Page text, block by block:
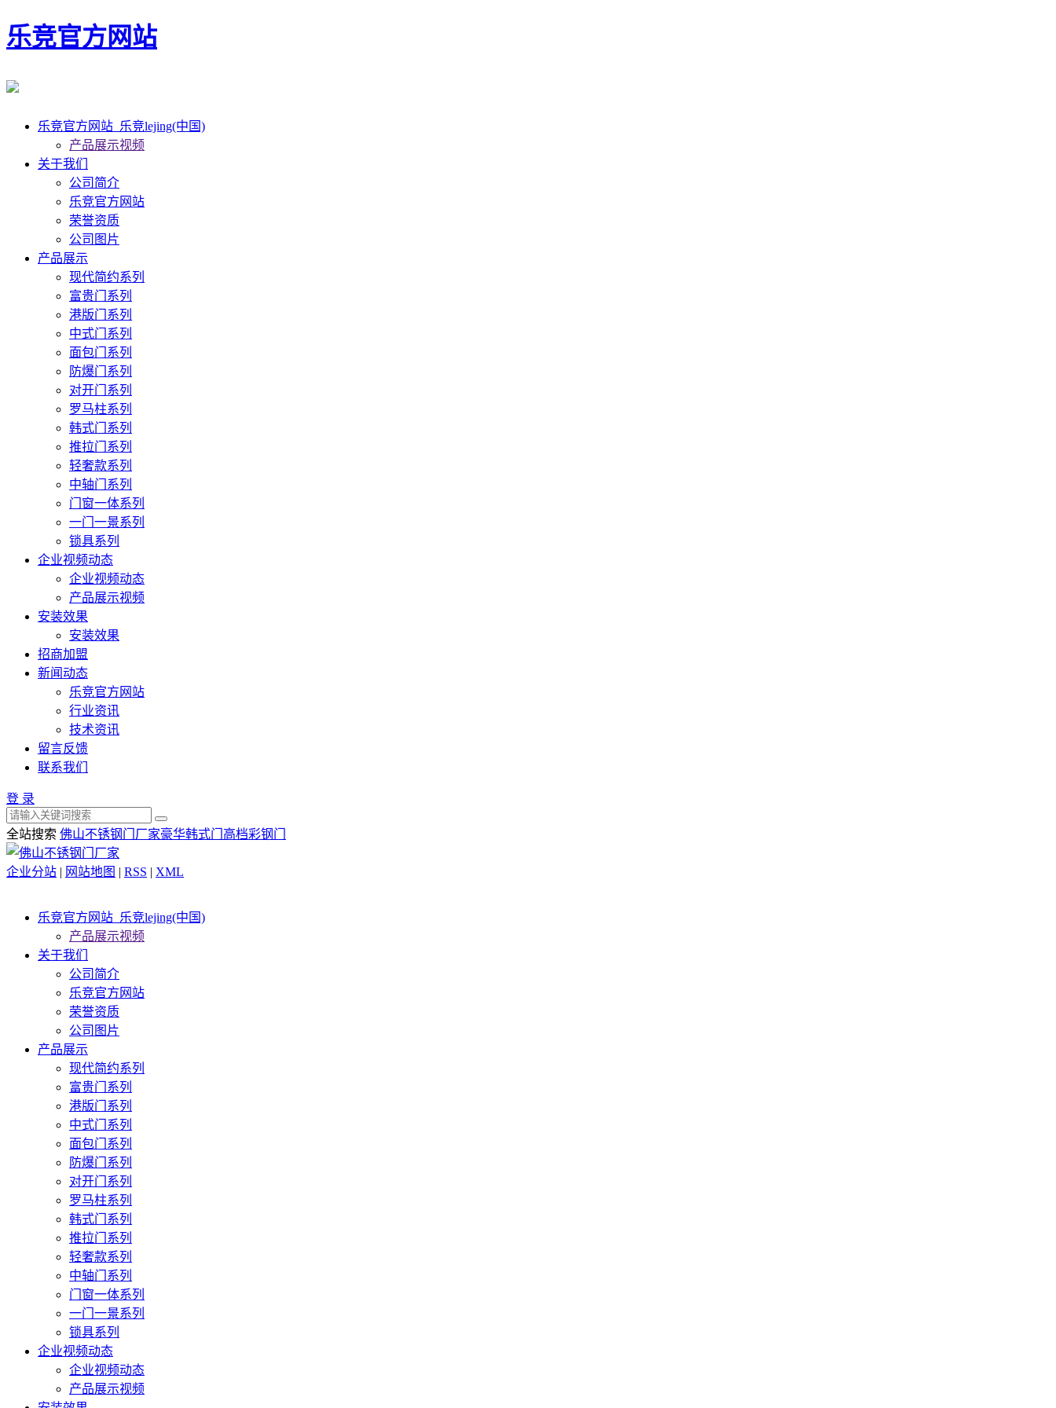
乐竞官方网站
乐竞官方网站_乐竞lejing(中国)
产品展示视频
关于我们
公司简介
乐竞官方网站
荣誉资质
公司图片
产品展示
现代简约系列
富贵门系列
港版门系列
中式门系列
面包门系列
防爆门系列
对开门系列
罗马柱系列
韩式门系列
推拉门系列
轻奢款系列
中轴门系列
门窗一体系列
一门一景系列
锁具系列
企业视频动态
企业视频动态
产品展示视频
安装效果
安装效果
招商加盟
新闻动态
乐竞官方网站
行业资讯
技术资讯
留言反馈
联系我们
登 录
全站搜索 佛山不锈钢门厂家豪华韩式门 高档彩钢门
企业分站 | 网站地图 | RSS | XML
乐竞官方网站_乐竞lejing(中国)
产品展示视频
关于我们
公司简介
乐竞官方网站
荣誉资质
公司图片
产品展示
现代简约系列
富贵门系列
港版门系列
中式门系列
面包门系列
防爆门系列
对开门系列
罗马柱系列
韩式门系列
推拉门系列
轻奢款系列
中轴门系列
门窗一体系列
一门一景系列
锁具系列
企业视频动态
企业视频动态
产品展示视频